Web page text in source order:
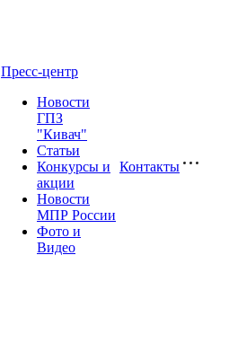
Пресс-центр
Новости
ГПЗ
"Кивач"
Статьи
Конкурсы и
акции
Новости
МПР России
Фото и
Видео
Контакты